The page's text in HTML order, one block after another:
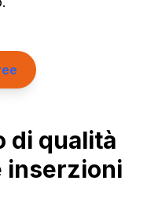
di qualità
inserzioni